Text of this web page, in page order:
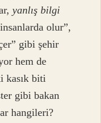
yanlış bilgi
olur”,
gibi şehir
hem de
kasık biti
gibi bakan
hangileri?